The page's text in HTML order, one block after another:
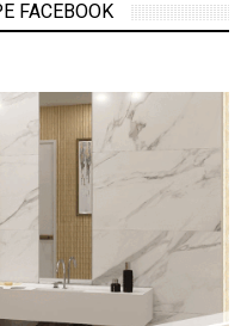
FACEBOOK